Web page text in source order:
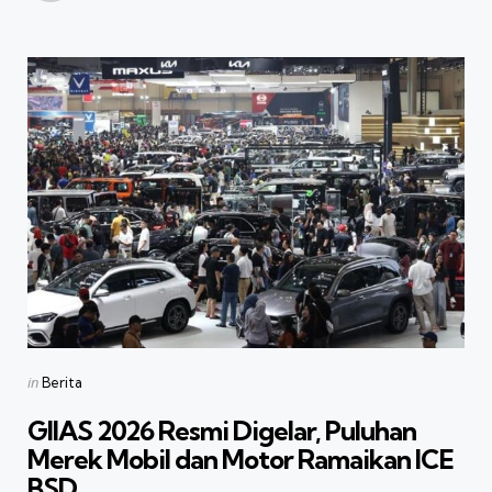
Categories
Posted
inBerita
GIIAS 2026 Resmi Digelar, Puluhan
Merek Mobil dan Motor Ramaikan ICE